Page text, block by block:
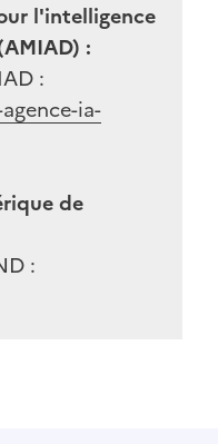
l'intelligence
:
:
ia-
de
: